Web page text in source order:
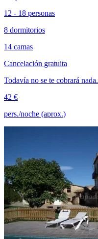
12 - 18 personas
8 dormitorios
14 camas
Cancelación gratuita
Todavía no se te cobrará nada.
42 €
pers./noche (aprox.)